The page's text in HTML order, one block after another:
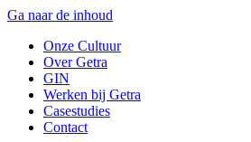
Ga naar de inhoud
Onze Cultuur
Over Getra
GIN
Werken bij Getra
Casestudies
Contact